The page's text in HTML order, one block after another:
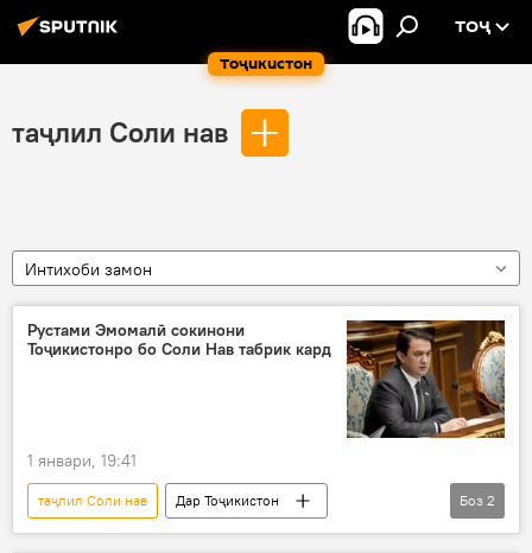
Тоҷикистон
ТОҶ
таҷлил Соли нав
Интихоби замон
Рустами Эмомалӣ сокинони
Тоҷикистонро бо Соли Нав табрик кард
1 январи, 19:41
таҷлил Соли нав
Дар Тоҷикистон
Рустами Эмомалӣ
Соли нав
Боз 2